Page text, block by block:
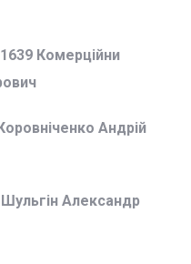
Комерційни
Андрій
Александр